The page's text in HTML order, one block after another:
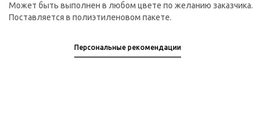
Может быть выполнен в любом цвете по желанию заказчика.
Поставляется в полиэтиленовом пакете.
Персональные рекомендации